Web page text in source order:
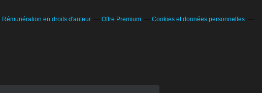
Rémunération en droits d'auteur Offre Premium
Cookies et données personnelles